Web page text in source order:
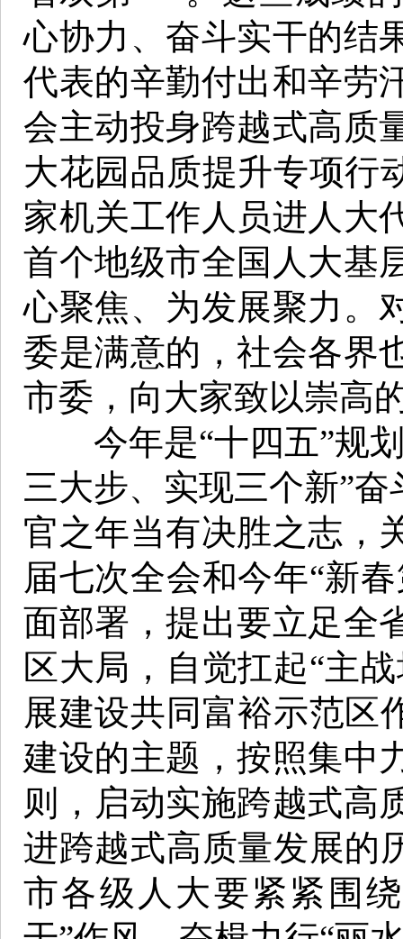
心协力、奋斗实干的结
代表的辛勤付出和辛劳
会主动投身跨越式高质
大花园品质提升专项行
家机关工作人员进人大
首个地级市全国人大基
心聚焦、为发展聚力。
委是满意的，社会各界
市委，向大家致以崇高
今年是“十四五”规划
三大步、实现三个新”
官之年当有决胜之志，
届七次全会和今年“新
面部署，提出要立足全
区大局，自觉扛起“主
展建设共同富裕示范区
建设的主题，按照集中
则，启动实施跨越式高
进跨越式高质量发展的
市各级人大要紧紧围